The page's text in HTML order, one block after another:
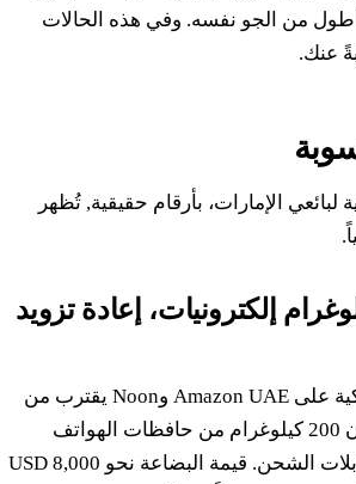
من الجو نفسه. وفي هذه الحالات
عنك.
لبائعي الإمارات، بأرقام حقيقية, تُظهر
1: 200 كيلوغرام إلكترونيات، إعادة تزويد
بائع إلكترونيات استهلاكية على Amazon UAE وNoon يقترب من
نفاد المخزون. المخزون 200 كيلوغرام من حافظات الهواتف
وواقيات الشاشات وكابلات الشحن. قيمة البضاعة نحو 8,000 USD